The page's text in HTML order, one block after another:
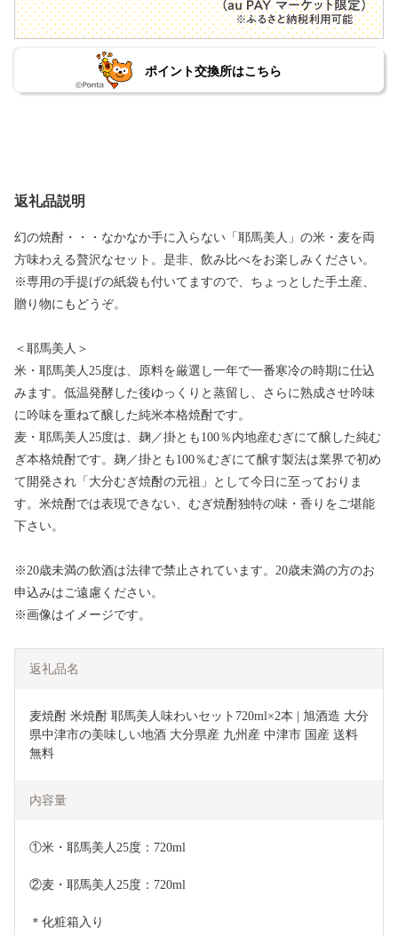
ポイント交換所はこちら
返礼品説明
幻の焼酎・・・なかなか手に入らない「耶馬美人」の米・麦を両
方味わえる贅沢なセット。是非、飲み比べをお楽しみください。
※専用の手提げの紙袋も付いてますので、ちょっとした手土産、
贈り物にもどうぞ。
＜耶馬美人＞
米・耶馬美人25度は、原料を厳選し一年で一番寒冷の時期に仕込
みます。低温発酵した後ゆっくりと蒸留し、さらに熟成させ吟味
に吟味を重ねて醸した純米本格焼酎です。
麦・耶馬美人25度は、麹／掛とも100％内地産むぎにて醸した純む
ぎ本格焼酎です。麹／掛とも100％むぎにて醸す製法は業界で初め
て開発され「大分むぎ焼酎の元祖」として今日に至っておりま
す。米焼酎では表現できない、むぎ焼酎独特の味・香りをご堪能
下さい。
※20歳未満の飲酒は法律で禁止されています。20歳未満の方のお
申込みはご遠慮ください。
※画像はイメージです。
返礼品名
麦焼酎 米焼酎 耶馬美人味わいセット720ml×2本 | 旭酒造 大分
県中津市の美味しい地酒 大分県産 九州産 中津市 国産 送料
無料
内容量
①米・耶馬美人25度：720ml
②麦・耶馬美人25度：720ml
＊化粧箱入り